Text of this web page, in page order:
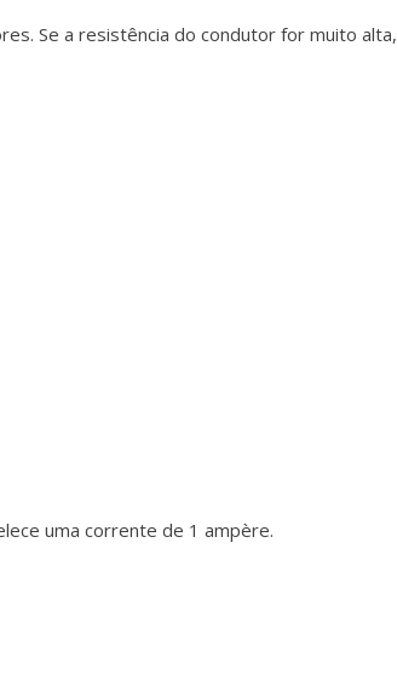
Se a resistência do condutor for muito alta,
uma corrente de 1 ampère.